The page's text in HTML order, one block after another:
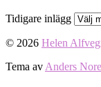
Tidigare inlägg
© 2026 Helen
Tema avAnders